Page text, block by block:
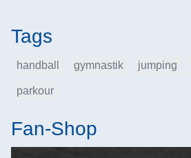
Tags
handball gymnastik jumping
parkour
Fan-Shop